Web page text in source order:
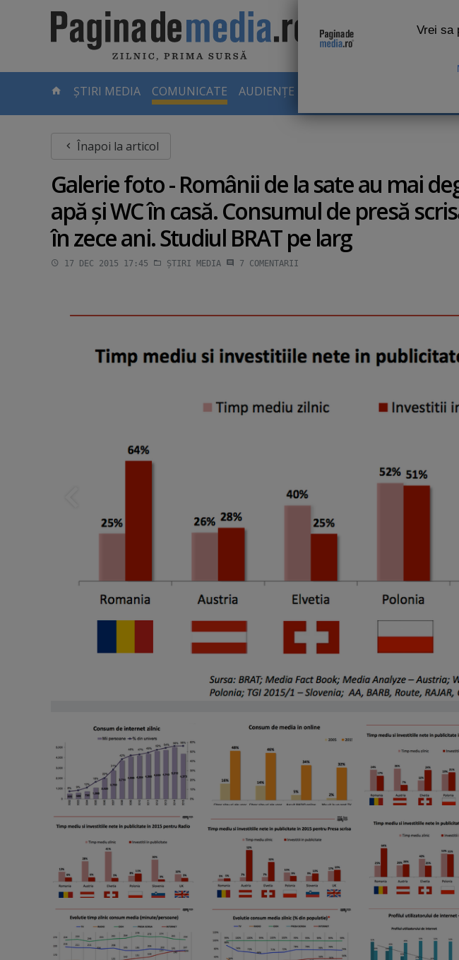
ȘTIRI MEDIA COMUNICATE AUDIENȚE TV
Înapoi la articol
Galerie foto - Românii de la sate au mai
apă şi WC în casă. Consumul de presă
în zece ani. Studiul BRAT pe larg
17 DEC 2015 17:45 ȘTIRI MEDIA 7 COMENTARII
Vrei sa